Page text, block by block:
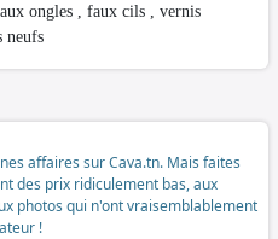
ongles , faux cils , vernis
neufs
affaires sur Cava.tn. Mais faites
des prix ridiculement bas, aux
photos qui n'ont vraisemblablement
!